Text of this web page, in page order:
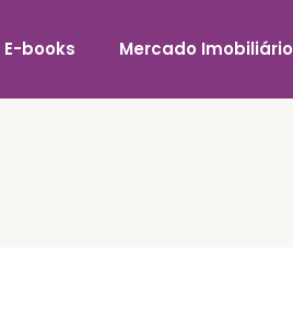
E-books Mercado Imobiliário